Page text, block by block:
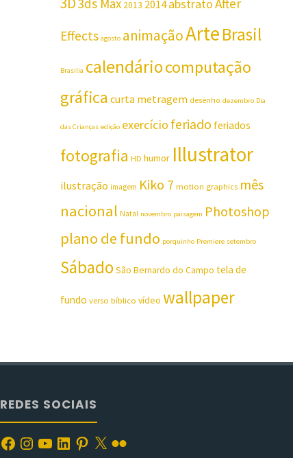
3ds Max 2013 2014abstratoAfter
Effects agosto animaçãoArteBrasil
Brasilia calendáriocomputação
gráfica curta metragem desenho dezembro Dia
das Crianças edição exercício feriado feriados
fotografia HD humor Illustrator
ilustração imagem Kiko 7 motion graphics mês
nacional Natal novembro paisagem Photoshop
plano de fundo porquinho Premiere setembro
Sábado São Bernardo do Campo tela de
fundo verso bíblico vídeo wallpaper
REDES SOCIAIS
Facebook
Instagram
YouTube
LinkedIn
Pinterest
X Flickr